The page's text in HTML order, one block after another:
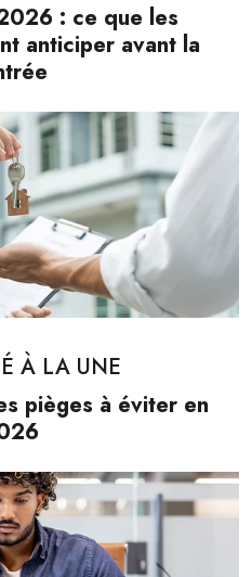
: ce que les
anticiper avant la
À LA UNE
pièges à éviter en